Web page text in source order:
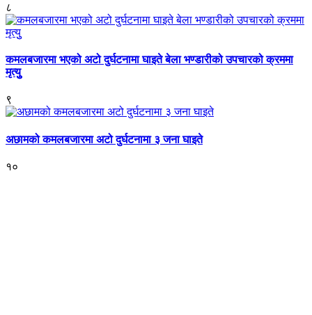
८
कमलबजारमा भएको अटो दुर्घटनामा घाइते बेला भण्डारीको उपचारको क्रममा
मृत्युु
९
अछामको कमलबजारमा अटो दुर्घटनामा ३ जना घाइते
१०